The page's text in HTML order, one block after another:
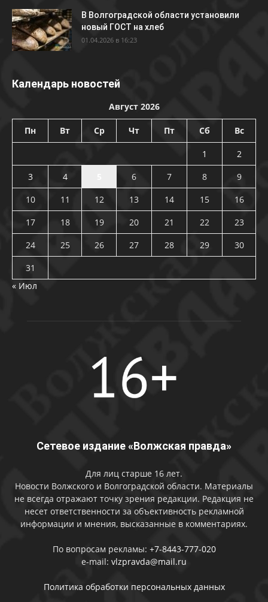
В Волгоградской области установили
новый ГОСТ на хлеб
01.04.2026 в 16:23
Календарь новостей
Август 2026
Пн Вт Ср Чт Пт Сб Вс
1
2
3
4 6 7 8
9
10
11 12 13 14 15
16
17
18 19 20 21 22
23
24
25 26 27 28 29
30
31
« Июл
Сетевое издание «Волжская правда»
Для лиц старше 16 лет.
Новости Волжского и Волгоградской области. Материалы
не всегда отражают точку зрения редакции. Редакция не
несет ответственности за объективность рекламной
информации и мнения, высказанные в комментариях.
По вопросам рекламы: +7-8443-777-020
e-mail: vlzpravda@mail.ru
Политика обработки персональных данных